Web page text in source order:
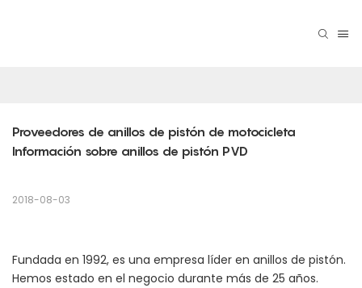
Proveedores de anillos de pistón de motocicleta
Información sobre anillos de pistón PVD
2018-08-03
Fundada en 1992, es una empresa líder en anillos de pistón.
Hemos estado en el negocio durante más de 25 años.